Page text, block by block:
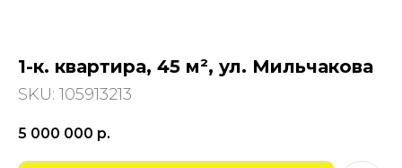
1-к. квартира, 45 м², ул. Мильчакова
SKU: 105913213
5 000 000 р.